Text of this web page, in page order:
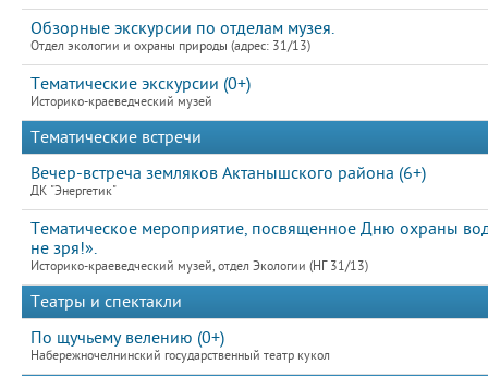
Обзорные экскурсии по отделам музея.
Отдел экологии и охраны природы (адрес: 31/13)
Тематические экскурсии (0+)
Историко-краеведческий музей
Тематические встречи
Вечер-встреча земляков Актанышского района (6+)
ДК "Энергетик"
Тематическое мероприятие, посвященное Дню охраны
не зря!».
Историко-краеведческий музей, отдел Экологии (НГ 31/13)
Театры и спектакли
По щучьему велению (0+)
Набережночелнинский государственный театр кукол